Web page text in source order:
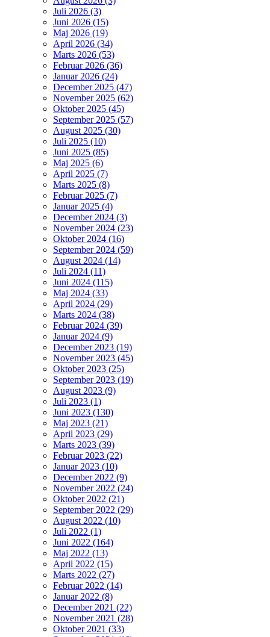
Juli 2026 (3)
Juni 2026 (15)
Maj 2026 (19)
April 2026 (34)
Marts 2026 (53)
Februar 2026 (36)
Januar 2026 (24)
December 2025 (47)
November 2025 (62)
Oktober 2025 (45)
September 2025 (57)
August 2025 (30)
Juli 2025 (10)
Juni 2025 (85)
Maj 2025 (6)
April 2025 (7)
Marts 2025 (8)
Februar 2025 (7)
Januar 2025 (4)
December 2024 (3)
November 2024 (23)
Oktober 2024 (16)
September 2024 (59)
August 2024 (14)
Juli 2024 (11)
Juni 2024 (115)
Maj 2024 (33)
April 2024 (29)
Marts 2024 (38)
Februar 2024 (39)
Januar 2024 (9)
December 2023 (19)
November 2023 (45)
Oktober 2023 (25)
September 2023 (19)
August 2023 (9)
Juli 2023 (1)
Juni 2023 (130)
Maj 2023 (21)
April 2023 (29)
Marts 2023 (39)
Februar 2023 (22)
Januar 2023 (10)
December 2022 (9)
November 2022 (24)
Oktober 2022 (21)
September 2022 (29)
August 2022 (10)
Juli 2022 (1)
Juni 2022 (164)
Maj 2022 (13)
April 2022 (15)
Marts 2022 (27)
Februar 2022 (14)
Januar 2022 (8)
December 2021 (22)
November 2021 (28)
Oktober 2021 (33)